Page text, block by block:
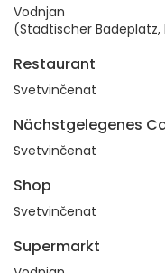
Vodnjan
(Städtischer Badeplatz,
Restaurant
Svetvinčenat
Nächstgelegenes
Svetvinčenat
Shop
Svetvinčenat
Supermarkt